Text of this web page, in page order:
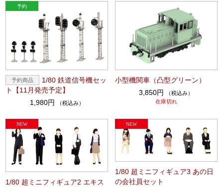
1/80 鉄道信号機セッ
ト【11月発売予定】
1,980円
（税込み）
小型機関車（凸型グリーン）
3,850円
（税込み）
在庫切れ
1/80 超ミニフィギュア2 エキス
1/80 超ミニフィギュア3 あの日
の会社員セット